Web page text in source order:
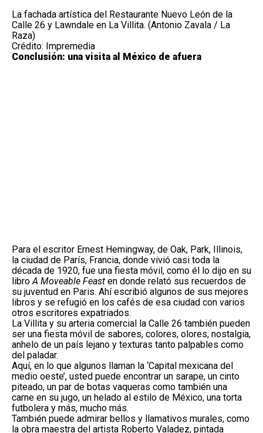
La fachada artística del Restaurante Nuevo León de la
Calle 26 y Lawndale en La Villita. (Antonio Zavala / La
Raza)
Crédito: Impremedia
Conclusión: una visita al México de afuera
Para el escritor Ernest Hemingway, de Oak, Park, Illinois,
la ciudad de París, Francia, donde vivió casi toda la
década de 1920, fue una fiesta móvil, como él lo dijo en su
libroA Moveable Feast en donde relató sus recuerdos de
su juventud en Paris. Ahí escribió algunos de sus mejores
libros y se refugió en los cafés de esa ciudad con varios
otros escritores expatriados.
La Villita y su arteria comercial la Calle 26 también pueden
ser una fiesta móvil de sabores, colores, olores, nostalgia,
anhelo de un país lejano y texturas tanto palpables como
del paladar.
Aquí, en lo que algunos llaman la ‘Capital mexicana del
medio oeste’, usted puede encontrar un sarape, un cinto
piteado, un par de botas vaqueras como también una
carne en su jugo, un helado al estilo de México, una torta
futbolera y más, mucho más.
También puede admirar bellos y llamativos murales, como
la obra maestra del artista Roberto Valadez, pintada